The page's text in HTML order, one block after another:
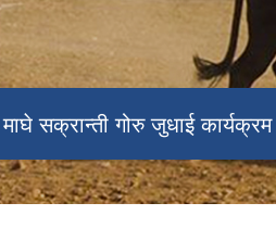
मनकामना मन्दिर ।
प्रथम शहिद लखन थापा स्मारक ।
माघे सक्रान्ती गोरु जुधाई
सहिद लखन गाउँपालिकाको
प्रशासकीय भवन समुद्धाटन
जन प्रतिनिधिहरु ।
असार १५ धान दिवस तथा रोपाई
गाउँपालिका कर्मचारीहरु ।
अन्तर वडा शहिद लखन कप
भलिवल २०८१
लखन गाउँपालिकाको गाउँ
1७औँ अधिवेशन ।